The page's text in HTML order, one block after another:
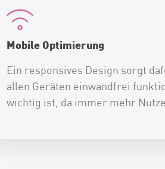
Mobile Optimierung
Ein responsives Design sorgt
allen Geräten einwandfrei
wichtig ist, da immer mehr